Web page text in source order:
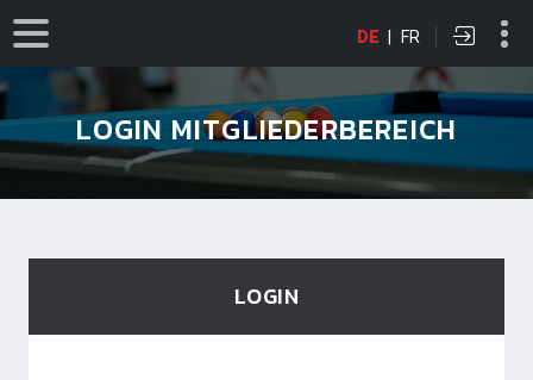
DE | FR
LOGIN MITGLIEDERBEREICH
LOGIN